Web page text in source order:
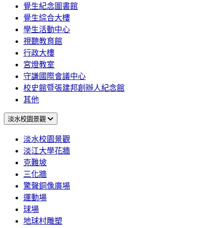
覺生紀念圖書館
覺生綜合大樓
學生活動中心
視聽教育館
行政大樓
宮燈教室
守謙國際會議中心
校史館暨張建邦創辦人紀念館
其他
淡水校園景觀
淡水校園景觀
淡江大學花牆
克難坡
三化牆
驚聲銅像廣場
運動場
球場
地球村雕塑